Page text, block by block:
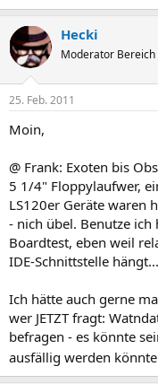
Hecki
Moderator Bereich
25. Feb. 2011
Moin,
@ Frank: Exoten bis
5 1/4" Floppylaufwer,
LS120er Geräte waren
- nich übel. Benutze
Boardtest, eben weil
IDE-Schnittstelle hängt...
Ich hätte auch gerne
wer JETZT fragt:
befragen - es könnte
ausfällig werden könnte